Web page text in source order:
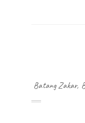
Batang Zakar,